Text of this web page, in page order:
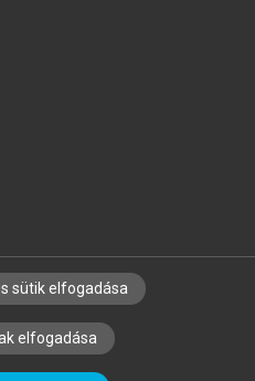
KÖNYVTÁROSOKNAK
ALAPELVEK
sütik elfogadása
elfogadása